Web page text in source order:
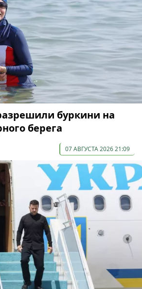
буркини на
берега
07 АВГУСТА 2026 21:09